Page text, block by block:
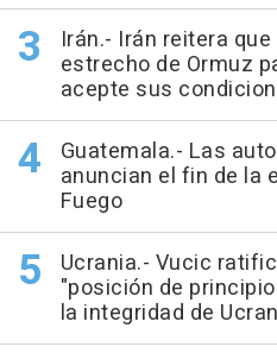
Irán.- Irán reitera
estrecho de Ormuz
acepte sus
Guatemala.- Las
anuncian el fin de la
Fuego
Ucrania.- Vucic
"posición de
la integridad de